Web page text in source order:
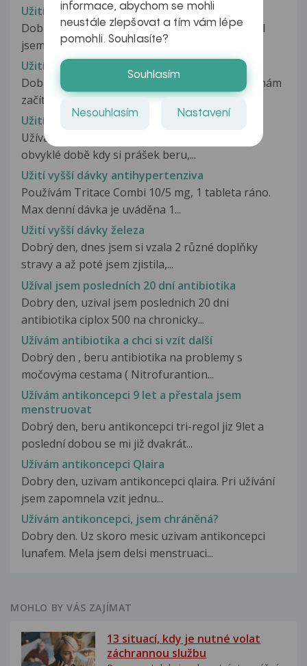
Užití Terbinafinu Actavis 250mg při oplodnění
Dobrý den, jsem v 6. týdnu těhotenství. Bohužel
jsem se dozvěděla, že můj manžel...
Užití Utrogestanu
Dobrý den 5-9DC beru clostilbegyt a od 16DC mám
začít brát utrogestan ale podle...
Užití více tabletek antikoncepce
Užívám přes rok lindynette 20, včera večer v
obvyklé době kdy si prášek beru,...
Užití vyšší dávky antihypertenziva
Používám Tritace Combi 10/5 mg, 1 tableta ráno.
Max denní dávka je uváděna 1...
Užití vyšší dávky železa
Dobrý den, dnes jsem si vzala 2 různé doplňky
stravy a až poté jsem zjistila,...
Užíval jsem posledních 20 dní antibiotika
Dobry den, uzival jsem poslednich 20 dni
antibiotika ciplox 500 na chronicky...
Užívám antibiotika a chci si vzít další
Dobrý den , beru antibiotika na problemy s
močovýma cestama ( Nitrofurantion...
Užívám antikoncepci 9 let a přestala jsem
menstruovat
Dobrý den, beru antikoncepci tri-regol jiz 9let a
poslední dobou se mi již dvakrát...
Užívám antikoncepci Qlaira
Dobry den, uzivam antikoncepci qlaira. Pri užívání
jsem zapomnela vzit jednu...
Užívám antikoncepci, jsem chráněná?
Dobry den. Uz skoro mesic uzivam antikoncepci
lunafem. Mela jsem delsi menstruaci...
MOHLO BY VÁS ZAJÍMAT
13 situací, kdy je nutné volat
záchrannou službu
informace, abychom se mohli
neustále zlepšovat a tím vám lépe
pomohli. Souhlasíte?
Souhlasím
Nesouhlasím Nastavení